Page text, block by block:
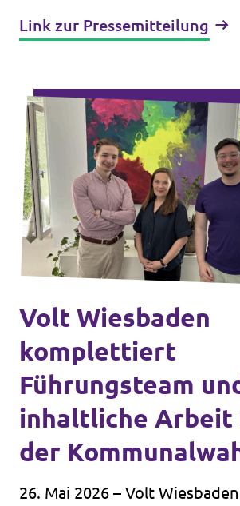
Link zur Pressemitteilung
Volt Wiesbaden
komplettiert
Führungsteam
inhaltliche Arbeit
der
26. Mai 2026 – Volt